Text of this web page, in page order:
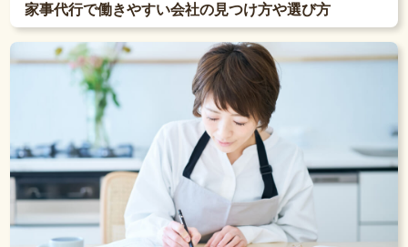
家事代行で働きやすい会社の見つけ方や選び方